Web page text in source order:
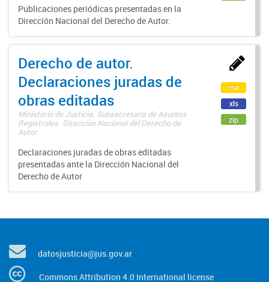
Publicaciones periódicas presentadas en la
Dirección Nacional del Derecho de Autor.
Derecho de autor.
Declaraciones juradas de
obras editadas
Ministerio de Justicia. Subsecretaría de Asuntos
Registrales. Dirección Nacional del Derecho de
Autor
Declaraciones juradas de obras editadas
presentadas ante la Dirección Nacional del
Derecho de Autor
csv
xls
zip
datosjusticia@jus.gov.ar
Commons Attribution 4.0 International license